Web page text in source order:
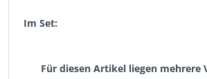
Im Set:
Für diesen Artikel liegen mehrere